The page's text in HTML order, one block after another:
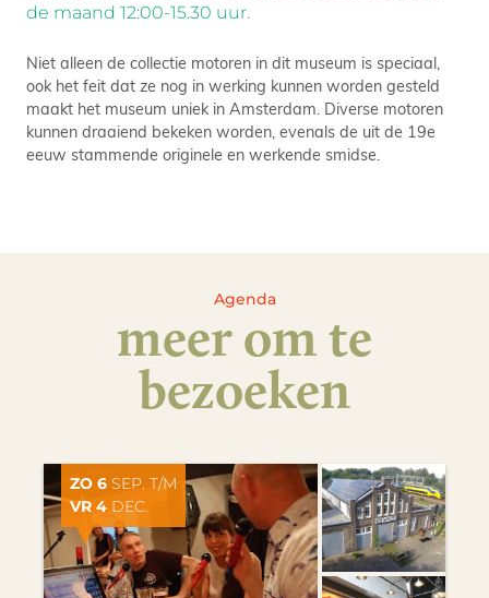
de maand 12:00-15.30 uur.
Niet alleen de collectie motoren in dit museum is speciaal,
ook het feit dat ze nog in werking kunnen worden gesteld
maakt het museum uniek in Amsterdam. Diverse motoren
kunnen draaiend bekeken worden, evenals de uit de 19e
eeuw stammende originele en werkende smidse.
Agenda
meer om te
bezoeken
ZO 6 SEP. T/M
VR 4 DEC.